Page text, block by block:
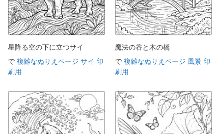
星降る空の下に立つサイ
で 複雑なぬりえページ サイ 印
刷用
魔法の谷と木の橋
で 複雑なぬりえページ 風景 印
刷用